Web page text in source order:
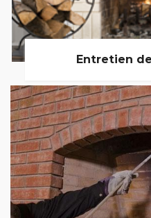
Entretien